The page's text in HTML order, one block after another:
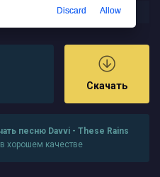
Скачать
песню Davvi - These Rains
хорошем качестве
Discard Allow